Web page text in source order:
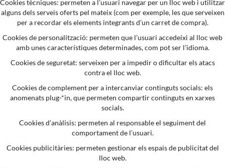
Cookies tècniques: permeten a l’usuari navegar per un lloc web i utilitzar
alguns dels serveis oferts pel mateix (com per exemple, les que serveixen
per a recordar els elements integrants d’un carret de compra).
Cookies de personalització: permeten que l’usuari accedeixi al lloc web
amb unes característiques determinades, com pot ser l’idioma.
Cookies de seguretat: serveixen per a impedir o dificultar els atacs
contra el lloc web.
Cookies de complement per a intercanviar continguts socials: els
anomenats plug-*in, que permeten compartir continguts en xarxes
socials.
Cookies d’anàlisis: permeten al responsable el seguiment del
comportament de l’usuari.
Cookies publicitàries: permeten gestionar els espais de publicitat del
lloc web.